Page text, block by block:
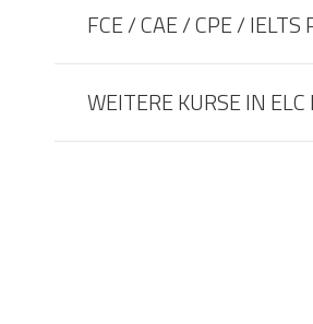
FCE / CAE / CPE / IELTS
WEITERE KURSE IN